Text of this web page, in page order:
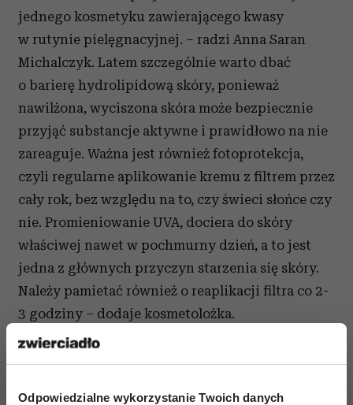
Odpowiedzialne wykorzystanie Twoich danych
jednego kosmetyku zawierającego kwasy
w rutynie pielęgnacyjnej. – radzi Anna Saran
Michalczyk. Latem szczególnie warto dbać
o barierę hydrolipidową skóry, ponieważ
nawilżona, wyciszona skóra może bezpiecznie
przyjąć substancje aktywne i prawidłowo na nie
zareaguje. Ważna jest również fotoprotekcja,
czyli regularne aplikowanie kremu z filtrem przez
cały rok, bez względu na to, czy świeci słońce czy
nie. Promieniowanie UVA, dociera do skóry
właściwej nawet w pochmurny dzień, a to jest
jedna z głównych przyczyn starzenia się skóry.
Należy pamietać również o reaplikacji filtra co 2-
3 godziny – dodaje kosmetolożka.
Jakie kwasy latem
Latem możemy korzystać z zabiegów bazujących